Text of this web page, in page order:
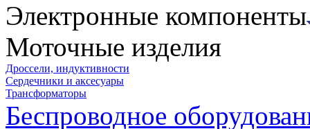
Электронные компоненты
Моточные изделия
Дроссели, индуктивности
Сердечники и аксесуары
Трансформаторы
Беспроводное